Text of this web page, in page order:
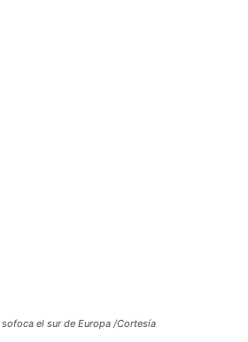
el sur de Europa /Cortesía